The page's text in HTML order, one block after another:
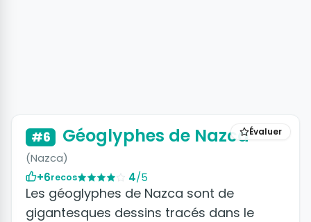
Évaluer
#6 Géoglyphes de Nazca
(Nazca)
+6recos 4/5
Les géoglyphes de Nazca sont de
gigantesques dessins tracés dans le